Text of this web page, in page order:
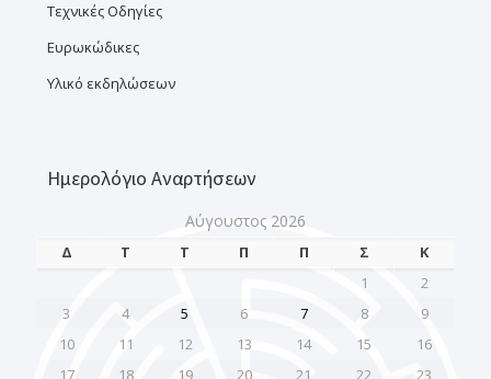
Τεχνικές Οδηγίες
Ευρωκώδικες
Υλικό εκδηλώσεων
Ημερολόγιο Αναρτήσεων
Αύγουστος 2026
Δ Τ Τ Π Π Σ
Κ
1
2
3
4 5 6 7 8
9
10
11 12 13 14 15
16